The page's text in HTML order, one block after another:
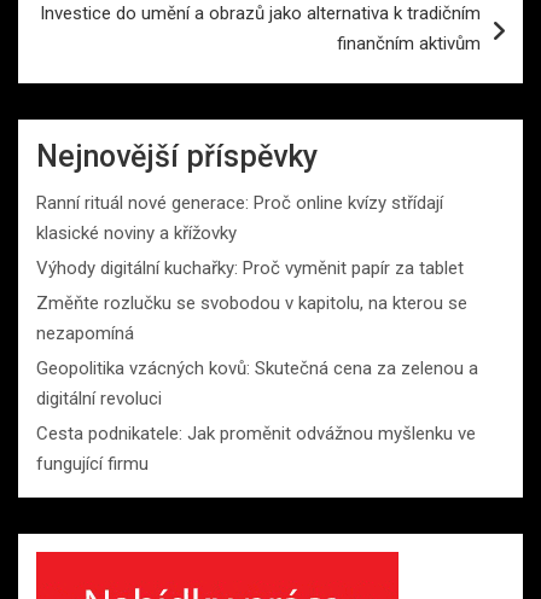
Investice do umění a obrazů jako alternativa k tradičním
finančním aktivům
Nejnovější příspěvky
Ranní rituál nové generace: Proč online kvízy střídají
klasické noviny a křížovky
Výhody digitální kuchařky: Proč vyměnit papír za tablet
Změňte rozlučku se svobodou v kapitolu, na kterou se
nezapomíná
Geopolitika vzácných kovů: Skutečná cena za zelenou a
digitální revoluci
Cesta podnikatele: Jak proměnit odvážnou myšlenku ve
fungující firmu